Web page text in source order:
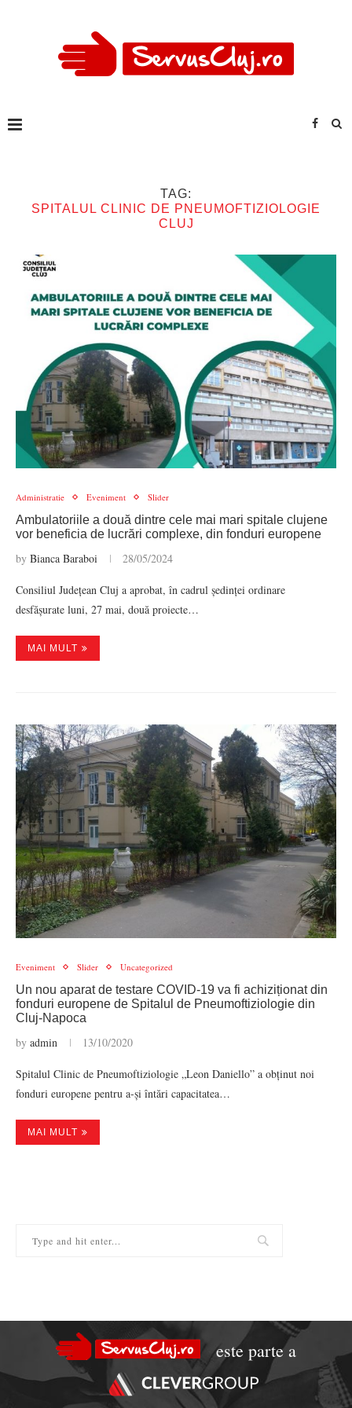
TAG:
SPITALUL CLINIC DE PNEUMOFTIZIOLOGIE
CLUJ
Administratie Eveniment Slider
Ambulatoriile a două dintre cele mai mari spitale clujene
vor beneficia de lucrări complexe, din fonduri europene
by Bianca Baraboi 28/05/2024
Consiliul Județean Cluj a aprobat, în cadrul ședinței ordinare
desfășurate luni, 27 mai, două proiecte…
MAI MULT
Eveniment Slider Uncategorized
Un nou aparat de testare COVID-19 va fi achiziționat din
fonduri europene de Spitalul de Pneumoftiziologie din
Cluj-Napoca
by admin 13/10/2020
Spitalul Clinic de Pneumoftiziologie „Leon Daniello” a obținut noi
fonduri europene pentru a-și întări capacitatea…
MAI MULT
este parte a